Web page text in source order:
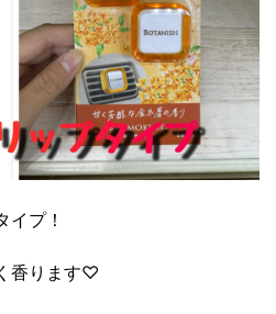
イプ！
香ります♡